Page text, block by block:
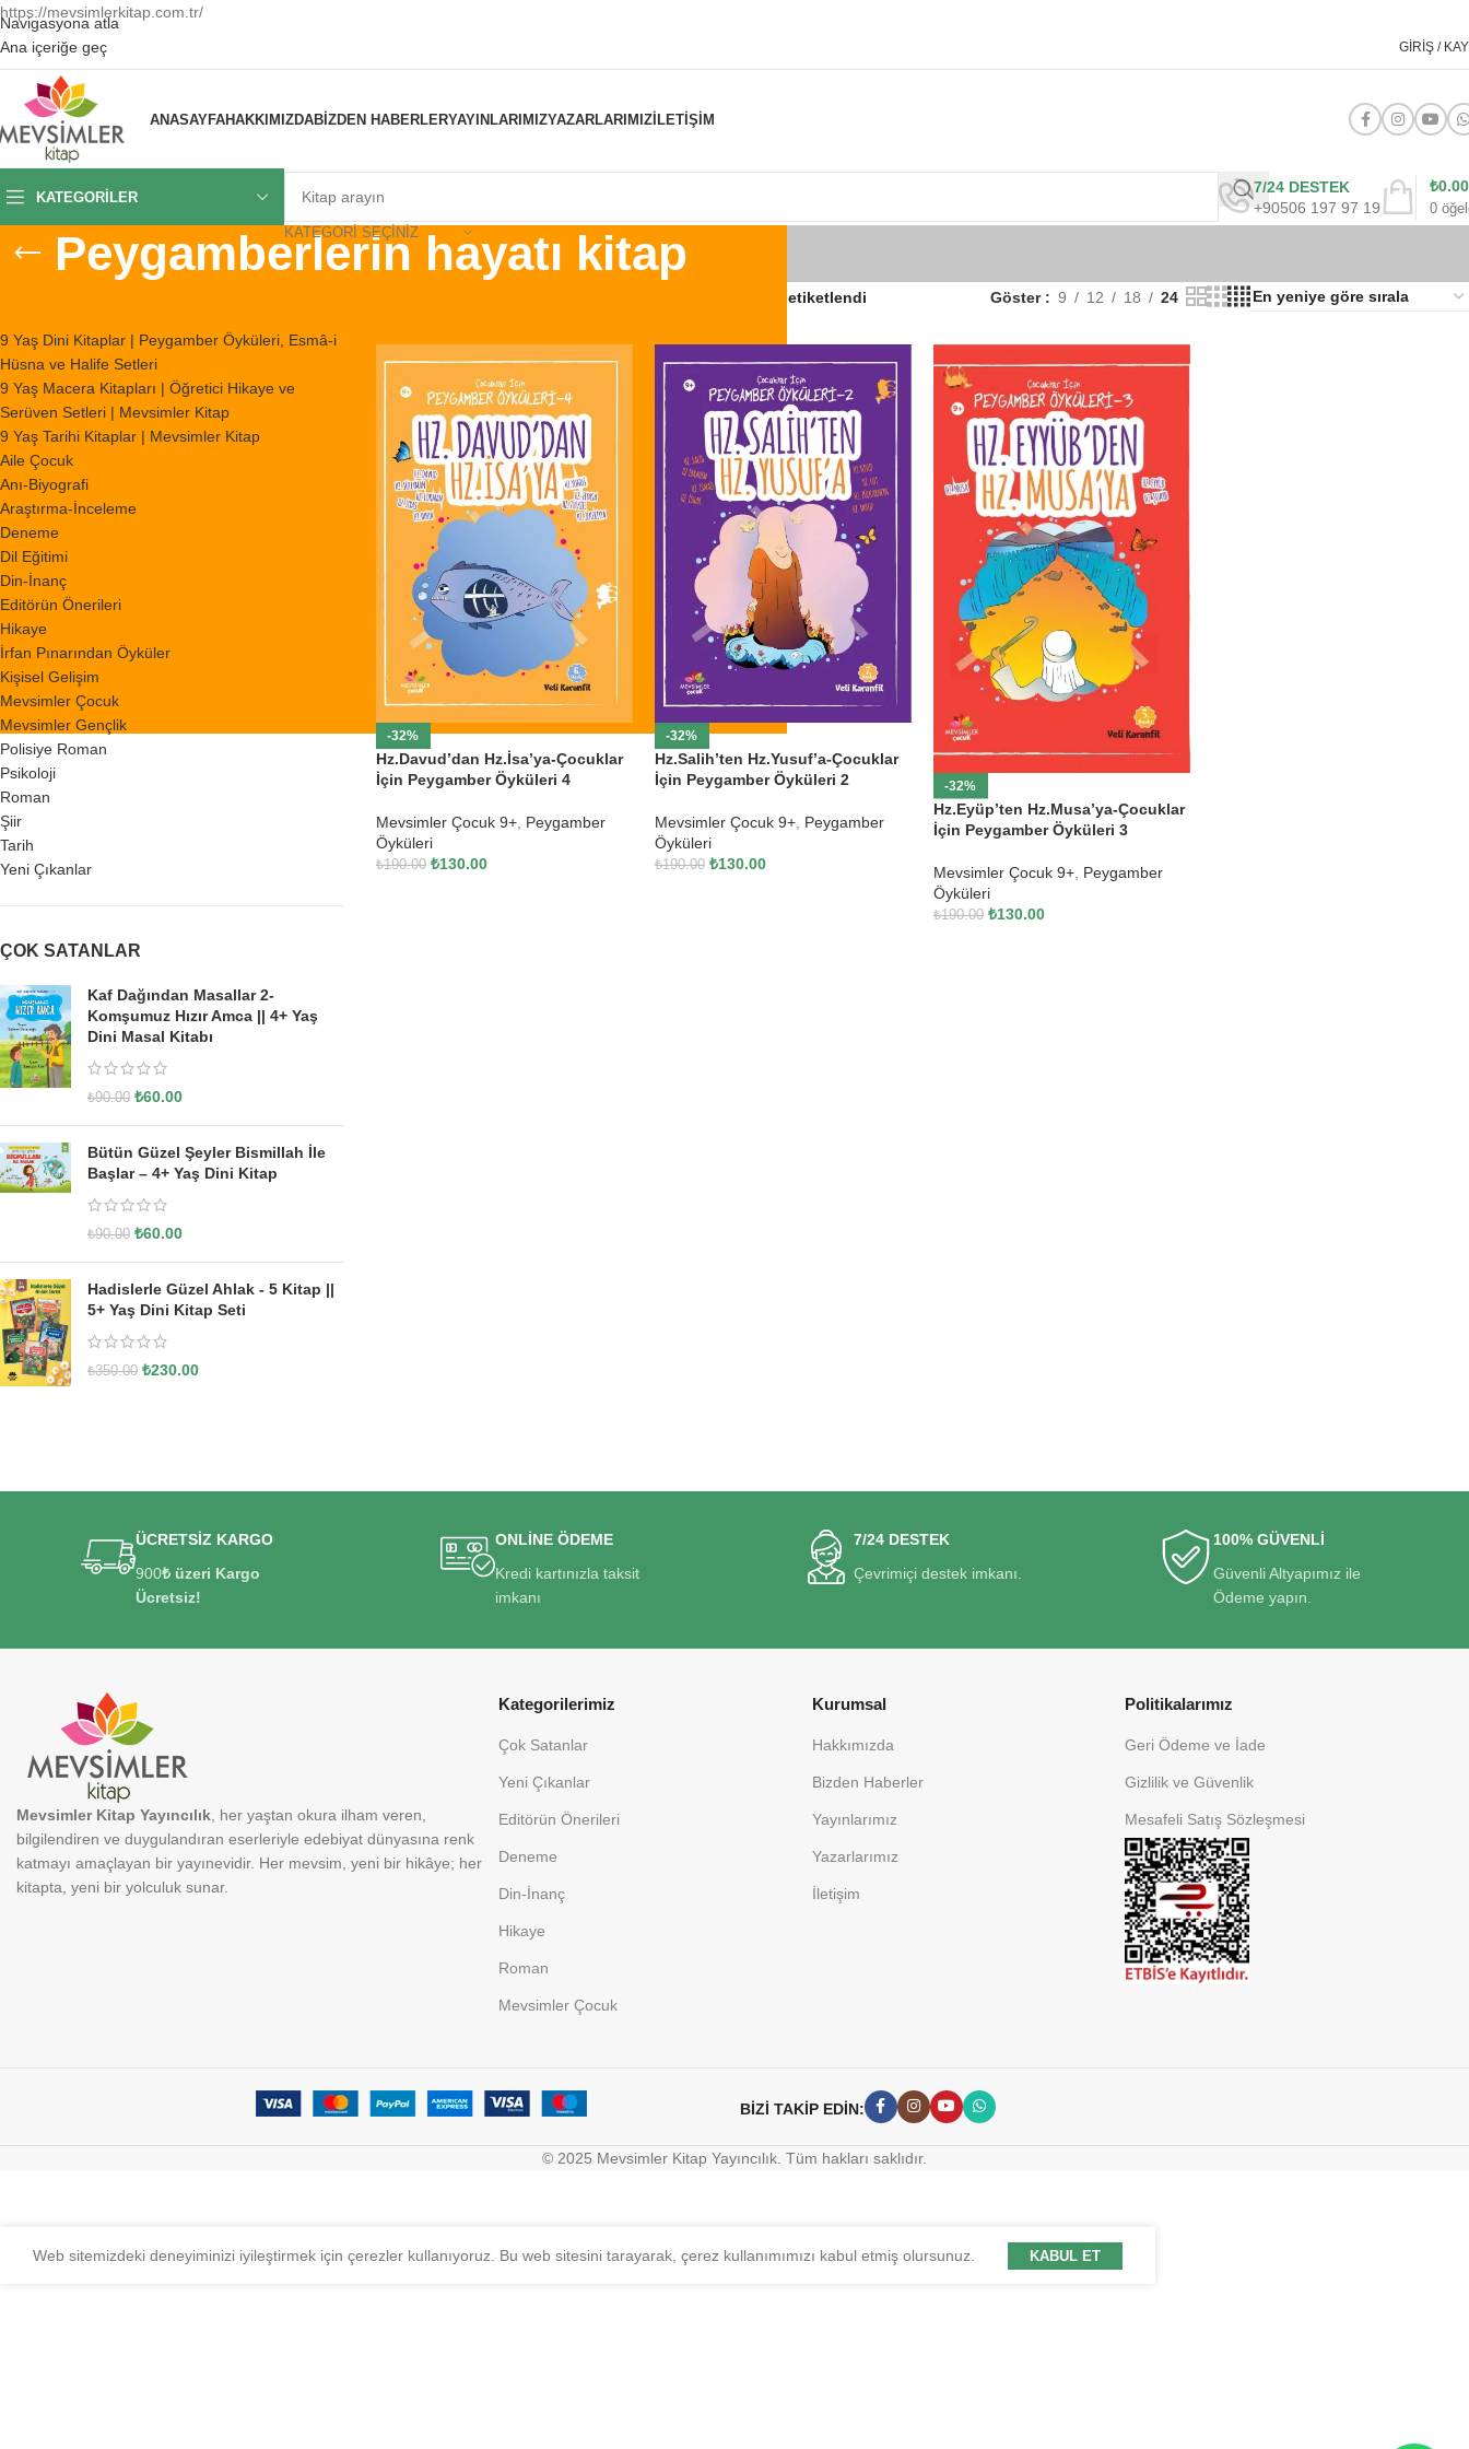
https://mevsimlerkitap.com.tr/
Navigasyona atla
Ana içeriğe geç
GIRIŞ /
ANASAYFAHAKKIMIZDABIZDEN HABERLERYAYINLARIMIZYAZARLARIMIZİLETIŞIM
KATEGORILER
KATEGORI SEÇINIZ
7/24 DESTEK
+90506 197 97 19
0
₺0.00
Peygamberlerin hayatı kitap
9 Yaş Dini Kitaplar | Peygamber Öyküleri, Esmâ-i
Hüsna ve Halife Setleri
9 Yaş Macera Kitapları | Öğretici Hikaye ve
Serüven Setleri | Mevsimler Kitap
9 Yaş Tarihi Kitaplar | Mevsimler Kitap
Aile Çocuk
Anı-Biyografi
Araştırma-İnceleme
Deneme
Dil Eğitimi
Din-İnanç
Editörün Önerileri
Hikaye
İrfan Pınarından Öyküler
Kişisel Gelişim
Mevsimler Çocuk
Mevsimler Gençlik
Polisiye Roman
Psikoloji
Roman
Şiir
Tarih
Yeni Çıkanlar
ÇOK SATANLAR
Kaf Dağından Masallar 2-
Komşumuz Hızır Amca || 4+ Yaş
Dini Masal Kitabı
₺90.00 ₺60.00
Bütün Güzel Şeyler Bismillah İle
Başlar – 4+ Yaş Dini Kitap
₺90.00 ₺60.00
Hadislerle Güzel Ahlak - 5 Kitap ||
5+ Yaş Dini Kitap Seti
₺350.00 ₺230.00
Ürünler “Peygamberlerin hayatı kitap” olarak etiketlendi Göster 9 12 18 24
-32%
Hz.Davud’dan Hz.İsa’ya-Çocuklar
İçin Peygamber Öyküleri 4
Mevsimler Çocuk 9+, Peygamber
Öyküleri
₺190.00 ₺130.00
-32%
Hz.Salih’ten Hz.Yusuf’a-Çocuklar
İçin Peygamber Öyküleri 2
Mevsimler Çocuk 9+, Peygamber
Öyküleri
₺190.00 ₺130.00
-32%
Hz.Eyüp’ten Hz.Musa’ya-Çocuklar
İçin Peygamber Öyküleri 3
Mevsimler Çocuk 9+, Peygamber
Öyküleri
₺190.00 ₺130.00
ÜCRETSİZ KARGO
900₺ üzeri Kargo
Ücretsiz!
ONLİNE ÖDEME
Kredi kartınızla taksit
imkanı
7/24 DESTEK
Çevrimiçi destek imkanı.
100% GÜVENLİ
Güvenli Altyapımız ile
Ödeme yapın.
Kategorilerimiz
Çok Satanlar
Yeni Çıkanlar
Editörün Önerileri
Deneme
Din-İnanç
Hikaye
Roman
Mevsimler Çocuk
Kurumsal
Hakkımızda
Bizden Haberler
Yayınlarımız
Yazarlarımız
İletişim
Politikalarımız
Geri Ödeme ve İade
Gizlilik ve Güvenlik
Mesafeli Satış Sözleşmesi
Mevsimler Kitap Yayıncılık , her yaştan okura ilham veren,
bilgilendiren ve duygulandıran eserleriyle edebiyat dünyasına renk
katmayı amaçlayan bir yayınevidir. Her mevsim, yeni bir hikâye; her
kitapta, yeni bir yolculuk sunar.
BİZİ TAKİP EDİN:
© 2025 Mevsimler Kitap Yayıncılık. Tüm hakları saklıdır.
Web sitemizdeki deneyiminizi iyileştirmek için çerezler kullanıyoruz. Bu web sitesini tarayarak, çerez kullanımımızı kabul etmiş olursunuz. KABUL ET